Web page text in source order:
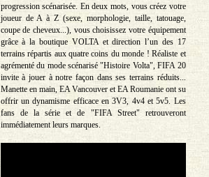
progression scénarisée. En deux mots, vous créez votre
joueur de A à Z (sexe, morphologie, taille, tatouage,
coupe de cheveux...), vous choisissez votre équipement
grâce à la boutique VOLTA et direction l’un des 17
terrains répartis aux quatre coins du monde ! Réaliste et
agrémenté du mode scénarisé "Histoire Volta", FIFA 20
invite à jouer à notre façon dans ses terrains réduits...
Manette en main, EA Vancouver et EA Roumanie ont su
offrir un dynamisme efficace en 3V3, 4v4 et 5v5. Les
fans de la série et de "FIFA Street" retrouveront
immédiatement leurs marques.